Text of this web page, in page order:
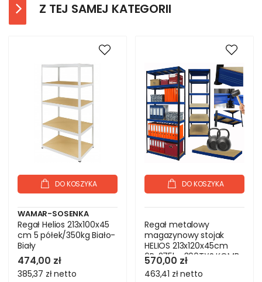
Z TEJ SAMEJ KATEGORII
DO KOSZYKA
WAMAR-SOSENKA
Regał Helios 213x100x45
cm 5 półek/350kg Biało-
Biały
474,00 zł
385,37 złnetto
DO KOSZYKA
Regał metalowy
magazynowy stojak
HELIOS 213x120x45cm
6Px275kg 300TYS KOMB
570,00 zł
463,41 złnetto